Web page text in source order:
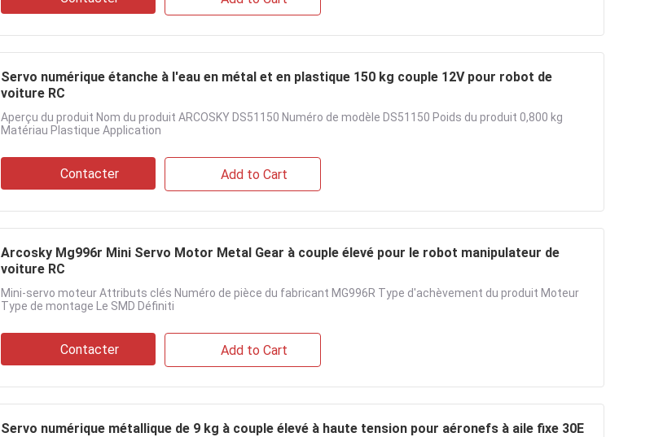
Servo numérique étanche à l'eau en métal et en plastique 150 kg couple 12V pour robot de
voiture RC
Aperçu du produit Nom du produit ARCOSKY DS51150 Numéro de modèle DS51150 Poids du produit 0,800 kg
Matériau Plastique Application
Contacter Add to Cart
Arcosky Mg996r Mini Servo Motor Metal Gear à couple élevé pour le robot manipulateur de
voiture RC
Mini-servo moteur Attributs clés Numéro de pièce du fabricant MG996R Type d'achèvement du produit Moteur
Type de montage Le SMD Définiti
Contacter Add to Cart
Servo numérique métallique de 9 kg à couple élevé à haute tension pour aéronefs à aile fixe 30E